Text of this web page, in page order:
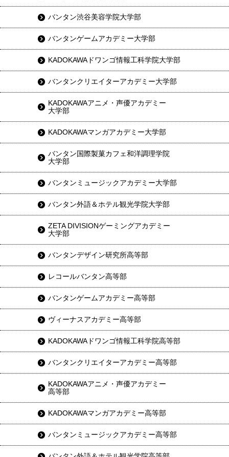
バンタン渋谷美容学院大学部
バンタンゲームアカデミー大学部
KADOKAWAドワンゴ情報工科学院大学部
バンタンクリエイターアカデミー大学部
KADOKAWAアニメ・声優アカデミー
大学部
KADOKAWAマンガアカデミー大学部
バンタン国際製菓カフェ和洋調理学院
大学部
バンタンミュージックアカデミー大学部
バンタン外語＆ホテル観光学院大学部
ZETA DIVISIONゲーミングアカデミー
大学部
バンタンデザイン研究所高等部
レコールバンタン高等部
バンタンゲームアカデミー高等部
ヴィーナスアカデミー高等部
KADOKAWAドワンゴ情報工科学院高等部
バンタンクリエイターアカデミー高等部
KADOKAWAアニメ・声優アカデミー
高等部
KADOKAWAマンガアカデミー高等部
バンタンミュージックアカデミー高等部